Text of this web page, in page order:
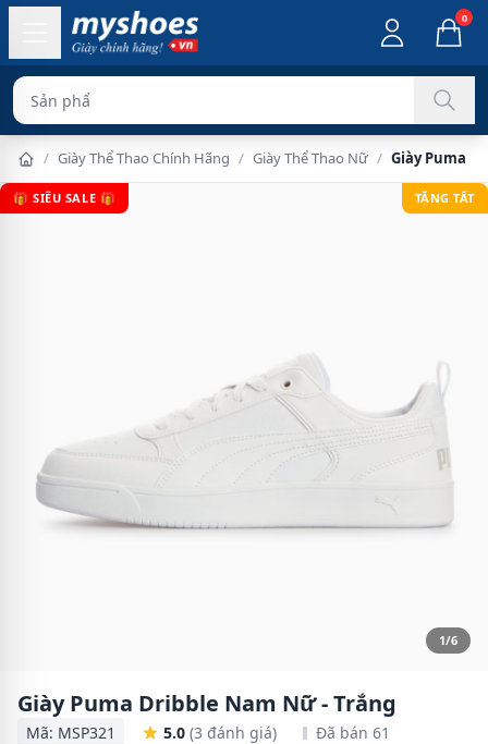
0
Sản phẩm chính hã
/ Giày Thể Thao Chính Hãng / Giày Thể Thao Nữ / Giày Puma
🎁 SIÊU SALE 🎁 TẶNG TẤT
1/6
Giày Puma Dribble Nam Nữ - Trắng
Mã: MSP321 5.0 (3 đánh giá) Đã bán 61